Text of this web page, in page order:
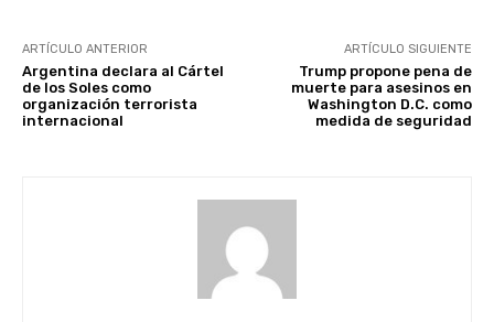
ARTÍCULO ANTERIOR
Argentina declara al Cártel
de los Soles como
organización terrorista
internacional
ARTÍCULO SIGUIENTE
Trump propone pena de
muerte para asesinos en
Washington D.C. como
medida de seguridad